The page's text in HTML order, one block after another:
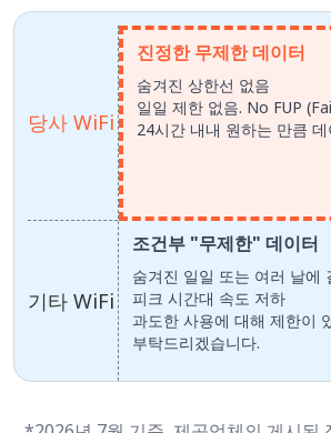
당사 WiFi
기타 WiFi
진정한 무제한 데이터
숨겨진 상한선 없음
일일 제한 없음. No FUP
24시간 내내 원하는 만큼
조건부 "무제한" 데이터
숨겨진 일일 또는 여러 날에
피크 시간대 속도 저하
과도한 사용에 대해 제한이
부탁드리겠습니다.